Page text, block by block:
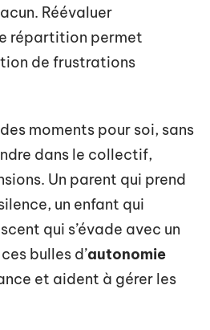
Réévaluer
répartition permet
de frustrations
moments pour soi, sans
dans le collectif,
Un parent qui prend
un enfant qui
qui s’évade avec un
bulles d’autonomie
et aident à gérer les